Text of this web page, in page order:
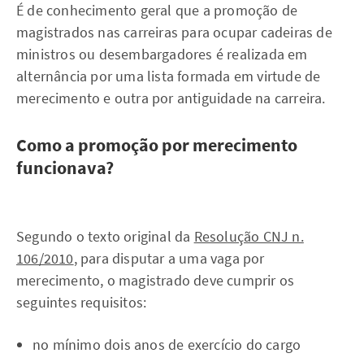
É de conhecimento geral que a promoção de
magistrados nas carreiras para ocupar cadeiras de
ministros ou desembargadores é realizada em
alternância por uma lista formada em virtude de
merecimento e outra por antiguidade na carreira.
Como a promoção por merecimento
funcionava?
Segundo o texto original da Resolução CNJ n.
106/2010, para disputar a uma vaga por
merecimento, o magistrado deve cumprir os
seguintes requisitos:
no mínimo dois anos de exercício do cargo